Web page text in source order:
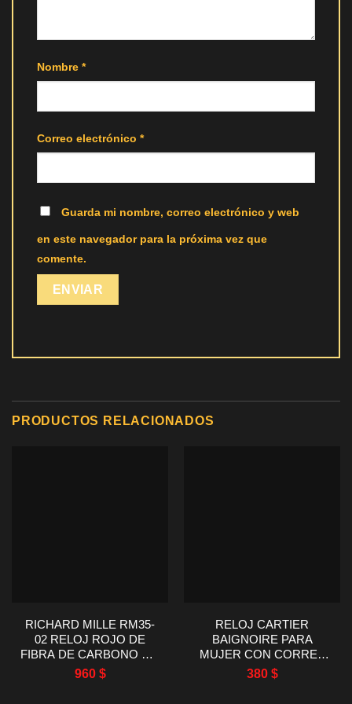
Nombre *
Correo electrónico *
Guarda mi nombre, correo electrónico y web
en este navegador para la próxima vez que
comente.
PRODUCTOS RELACIONADOS
RICHARD MILLE RM35-
02 RELOJ ROJO DE
FIBRA DE CARBONO RM
FACTORY 44.5X50MM
960 $
RELOJ CARTIER
BAIGNOIRE PARA
MUJER CON CORREA
DE PIEL VERDE PIEDRA
AF FACTORY 23X31MM
380 $